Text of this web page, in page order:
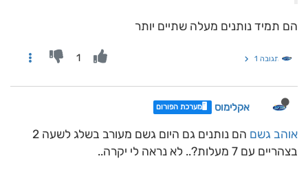
הם תמיד נותנים מעלה שתיים יותר
תגובה 1 1
אקלימוס 🖥️מערכת הפורום
אוהב גשם
הם נותנים גם היום גשם מעורב בשלג לשעה 2
בצהריים עם 7 מעלות?.. לא נראה לי יקרה..